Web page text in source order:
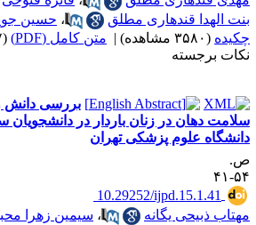
الهدا قندهاری مطلق
،حسین جویا
(۳۵۸۰ مشاهده) | متن کامل (PDF) (۱۲۵۷ دریافت)
برجسته
بررسی دانش و
دهان در زنان باردار در دانشجویان
علوم پزشکی تهران
۴۱
‎ 10.29252/ijpd.15.1.41
ذبیحی یگانه
،سیمین زهرا محبی